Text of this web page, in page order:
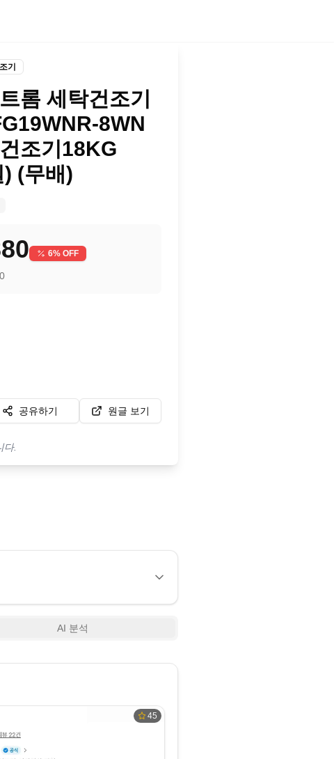
기
롬 세탁건조기
8WN
조기18KG
(무배)
6% OFF
공유하기 원글 보기
다.
AI 분석
45